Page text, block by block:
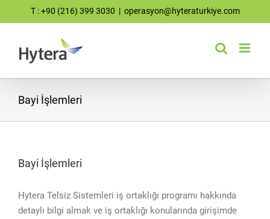
to
T : +90 (216) 399 3030 | operasyon@hyteraturkiye.com
Bayi İşlemleri
Bayi İşlemleri
Hytera Telsiz Sistemleri iş ortaklığı programı hakkında
detaylı bilgi almak ve iş ortaklığı konularında girişimde